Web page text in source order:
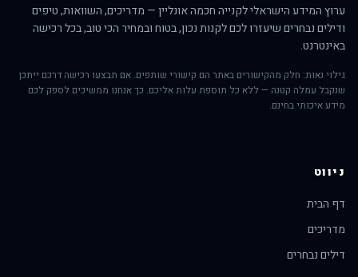
ערוץ המידע הישראלי לקנייה חכמה אונליין — מדריכים, השוואות, טיפים
ודילים נבחרים שיעזרו לכם לקנות נכון, בטוח ובמחיר הכי טוב, בכל רכישה
באינטרנט.
גילוי נאות: חלק מהקישורים באתר הם קישורי שותפים. אם תבצעו רכישה דרכם ייתכן
שנקבל עמלה קטנה — ללא כל תוספת עלות אליכם. כך אנחנו ממשיכים לספק לכם
מידע איכותי בחינם.
ניווט
דף הבית
מדריכים
דילים נבחרים